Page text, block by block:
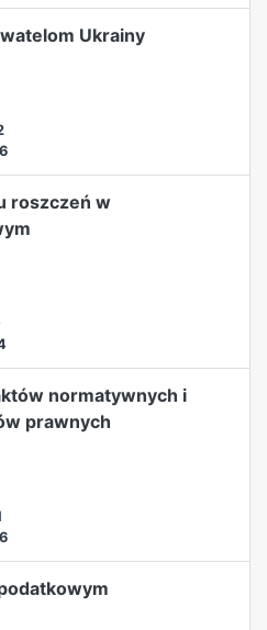
Ukrainy
roszczeń w
normatywnych i
prawnych